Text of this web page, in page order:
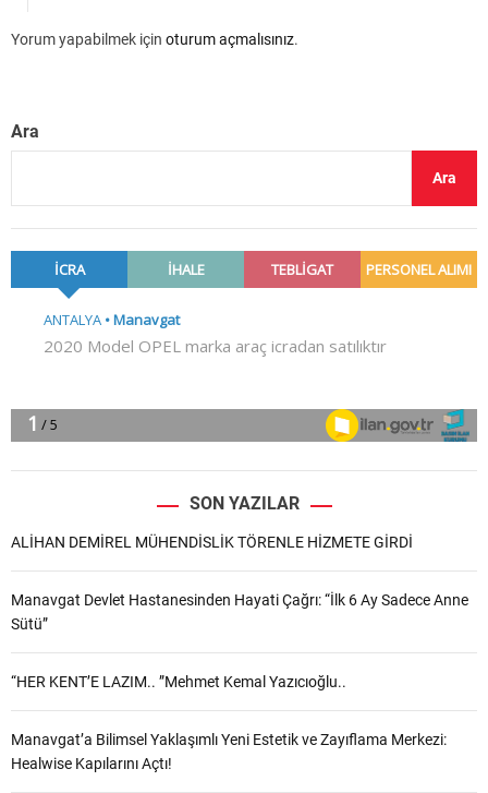
Yorum yapabilmek için oturum açmalısınız.
Ara
Ara
SON YAZILAR
ALİHAN DEMİREL MÜHENDİSLİK TÖRENLE HİZMETE GİRDİ
Manavgat Devlet Hastanesinden Hayati Çağrı: “İlk 6 Ay Sadece Anne
Sütü”
“HER KENT’E LAZIM.. ”Mehmet Kemal Yazıcıoğlu..
Manavgat’a Bilimsel Yaklaşımlı Yeni Estetik ve Zayıflama Merkezi:
Healwise Kapılarını Açtı!